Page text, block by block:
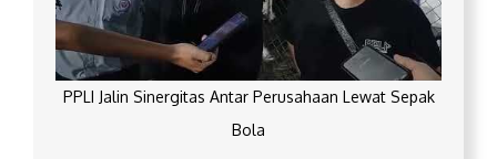
PPLI Jalin Sinergitas Antar Perusahaan Lewat Sepak
Bola